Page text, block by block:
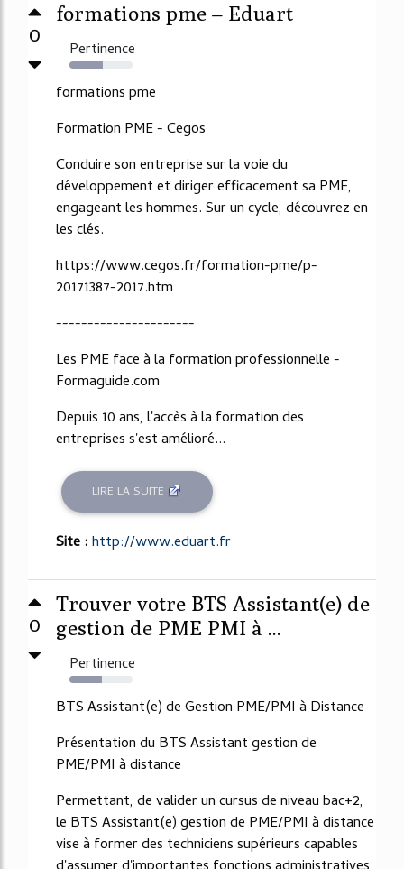
0
formations pme – Eduart
Pertinence
53%
formations pme
Formation PME - Cegos
Conduire son entreprise sur la voie du
développement et diriger efficacement sa PME,
engageant les hommes. Sur un cycle, découvrez en
les clés.
https://www.cegos.fr/formation-pme/p-
20171387-2017.htm
----------------------
Les PME face à la formation professionnelle -
Formaguide.com
Depuis 10 ans, l'accès à la formation des
entreprises s'est amélioré...
LIRE LA SUITE
Site :http://www.eduart.fr
0
Trouver votre BTS Assistant(e) de
gestion de PME PMI à ...
Pertinence
52%
BTS Assistant(e) de Gestion PME/PMI à Distance
Présentation du BTS Assistant gestion de
PME/PMI à distance
Permettant, de valider un cursus de niveau bac+2,
le BTS Assistant(e) gestion de PME/PMI à distance
vise à former des techniciens supérieurs capables